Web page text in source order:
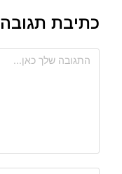
כתיבת תגובה